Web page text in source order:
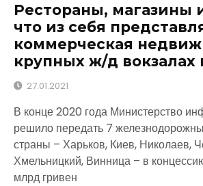
Рестораны, магазины
что из себя
коммерческая
крупных ж/д вокзалах
27.01.2021
В конце 2020 года Министерство
решило передать 7
страны – Харьков, Киев, Николаев,
Хмельницкий, Винница – в
млрд гривен